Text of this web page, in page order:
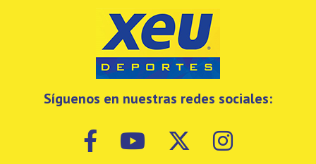
Síguenos en nuestras redes sociales: